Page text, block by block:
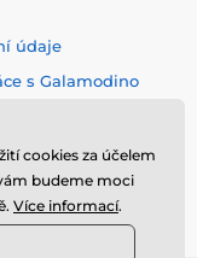
údaje
s Galamodino
cookies za účelem
budeme moci
Více informací.